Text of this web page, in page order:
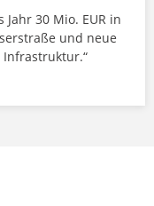
30 Mio. EUR in
und neue
Infrastruktur.“